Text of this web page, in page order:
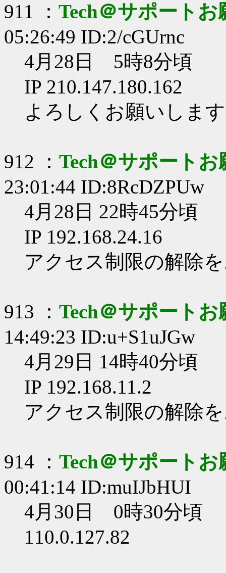
911 ： Tech＠サポート
05:26:49 ID:2/cGUrnc
4月28日 5時8分頃
IP 210.147.180.162
よろしくお願いします
912 ： Tech＠サポート
23:01:44 ID:8RcDZPUw
4月28日 22時45分頃
IP 192.168.24.16
アクセス制限の解除
913 ： Tech＠サポート
14:49:23 ID:u+S1uJGw
4月29日 14時40分頃
IP 192.168.11.2
アクセス制限の解除
914 ： Tech＠サポート
00:41:14 ID:muIJbHUI
4月30日 0時30分頃
110.0.127.82